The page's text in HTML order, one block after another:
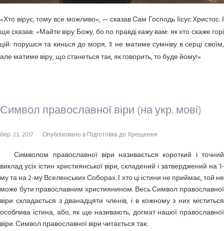
«Хто вірує, тому все можливо», — сказав Сам Господь Іісус Христос. І
ще сказав: «Майте віру Божу, бо по правді кажу вам: як хто скаже горі
цій: порушся та кинься до моря, ﾖ не матиме сумніву в серці своїм,
але матиме віру, що станеться так, як говорить, то буде йому!»
Символ православної віри (на укр. мові)
бер. 23, 2017 Опубліковано в Підготовка до Хрещення
Символом православної віри називається короткий і точний
виклад усіх істин християнської віри, складений і затверджений на 1-
му та на 2-му Вселенських Соборах. І хто ці істини не приймає, той не
може бути православним християнином. Весь Символ православної
віри складається з дванадцяти членів, і в кожному з них міститься
особлива істина, або, як ще називають, догмат нашої православної
віри. Символ православної віри читається так: